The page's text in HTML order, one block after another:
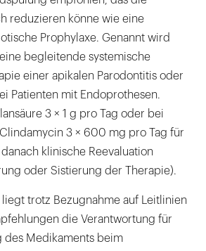
reduzieren könne wie eine
Prophylaxe. Genannt wird
begleitende systemische
einer apikalen Parodontitis oder
Patienten mit Endoprothesen.
3 × 1 g pro Tag oder bei
3 × 600 mg pro Tag für
klinische Reevaluation
oder Sistierung der Therapie).
liegt trotz Bezugnahme auf Leitlinien
die Verantwortung für
des Medikaments beim